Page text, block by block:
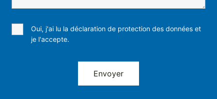
Oui, j'ai lu la déclaration de protection des données et
je l'accepte.